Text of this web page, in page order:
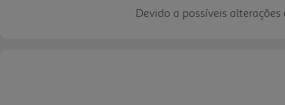
Devido a possíveis